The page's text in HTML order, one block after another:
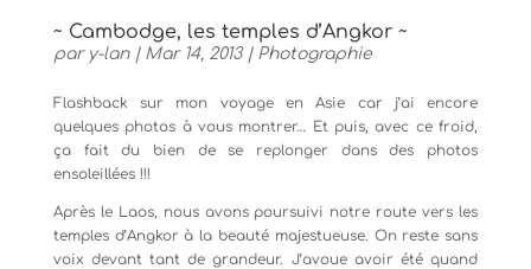
~ Cambodge, les temples d’Angkor ~
par y-lan| Mar 14, 2013| Photographie
Flashback sur mon voyage en Asie car j’ai encore
quelques photos à vous montrer… Et puis, avec ce froid,
ça fait du bien de se replonger dans des photos
ensoleillées !!!
Après le Laos, nous avons poursuivi notre route vers les
temples d’Angkor à la beauté majestueuse. On reste sans
voix devant tant de grandeur. J’avoue avoir été quand